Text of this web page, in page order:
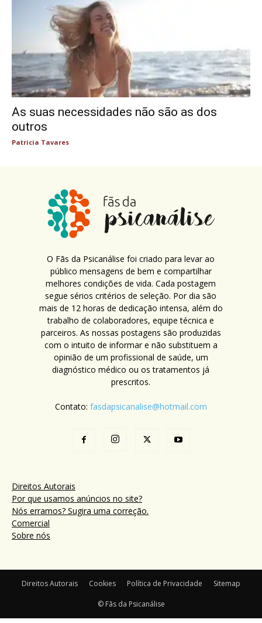
As suas necessidades não são as dos
outros
Patricia Tavares
O Fãs da Psicanálise foi criado para levar ao
público mensagens de bem e compartilhar
melhores condições de vida. Cada postagem
segue sérios critérios de seleção. Por dia são
mais de 12 horas de dedicação intensa, além do
trabalho de colaboradores, equipe técnica e
parceiros. As nossas postagens são produzidas
com o intuito de informar e não substituem a
opinião de um profissional de saúde, um
diagnóstico médico ou os tratamentos já
prescritos.
Contato: fasdapsicanalise@hotmail.com
Direitos Autorais
Por que usamos anúncios no site?
Nós erramos? Sugira uma correção.
Comercial
Sobre nós
Direitos Autorais Cookies Política de Privacidade Sitemap
© Fãs da Psicanálise